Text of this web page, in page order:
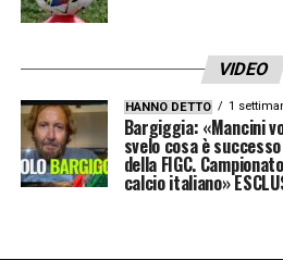
VIDEO
HANNO DETTO 1
Bargiggia: «Mancini
svelo cosa è
della FIGC.
calcio italiano»